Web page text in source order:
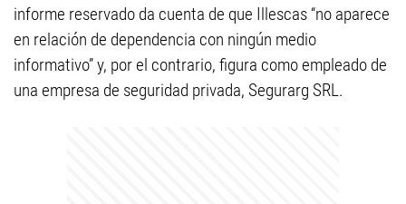
informe reservado da cuenta de que Illescas “no aparece
en relación de dependencia con ningún medio
informativo” y, por el contrario, figura como empleado de
una empresa de seguridad privada, Segurarg SRL.